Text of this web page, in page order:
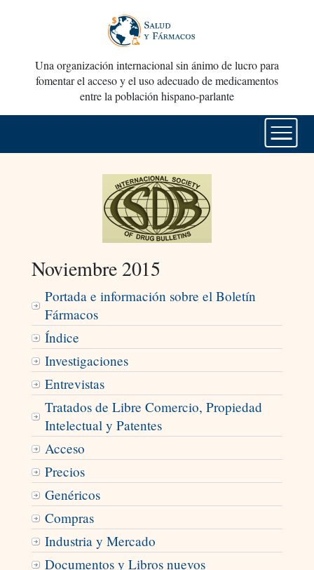
Una organización internacional sin ánimo de lucro para
fomentar el acceso y el uso adecuado de medicamentos
entre la población hispano-parlante
Noviembre 2015
Portada e información sobre el Boletín
Fármacos
Índice
Investigaciones
Entrevistas
Tratados de Libre Comercio, Propiedad
Intelectual y Patentes
Acceso
Precios
Genéricos
Compras
Industria y Mercado
Documentos y Libros nuevos